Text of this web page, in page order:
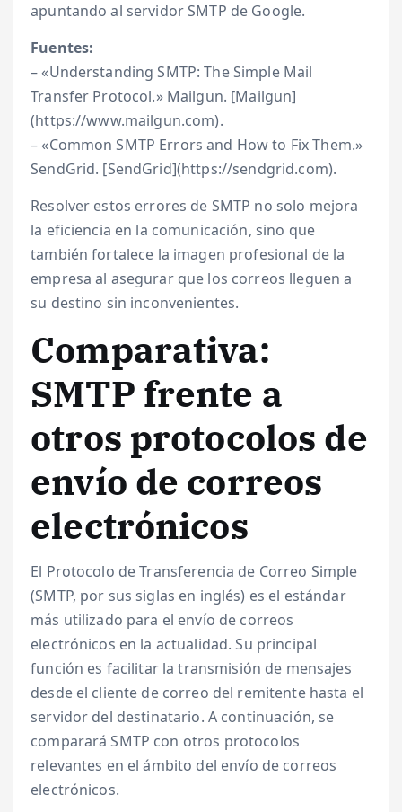
apuntando al servidor SMTP de Google.
Fuentes:
– «Understanding SMTP: The Simple Mail
Transfer Protocol.» Mailgun. [Mailgun]
(https://www.mailgun.com).
– «Common SMTP Errors and How to Fix Them.»
SendGrid. [SendGrid](https://sendgrid.com).
Resolver estos errores de SMTP no solo mejora
la eficiencia en la comunicación, sino que
también fortalece la imagen profesional de la
empresa al asegurar que los correos lleguen a
su destino sin inconvenientes.
Comparativa:
SMTP frente a
otros protocolos de
envío de correos
electrónicos
El Protocolo de Transferencia de Correo Simple
(SMTP, por sus siglas en inglés) es el estándar
más utilizado para el envío de correos
electrónicos en la actualidad. Su principal
función es facilitar la transmisión de mensajes
desde el cliente de correo del remitente hasta el
servidor del destinatario. A continuación, se
comparará SMTP con otros protocolos
relevantes en el ámbito del envío de correos
electrónicos.